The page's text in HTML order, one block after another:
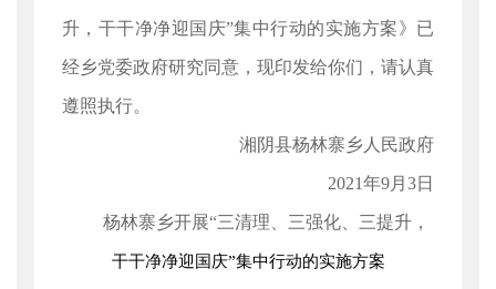
升，干干净净迎国庆”集中行动的实施方案》已
经乡党委政府研究同意，现印发给你们，请认真
遵照执行。
湘阴县杨林寨乡人民政府
2021年9月3日
杨林寨乡开展“三清理、三强化、三提升，
干干净净迎国庆”集中行动的实施方案